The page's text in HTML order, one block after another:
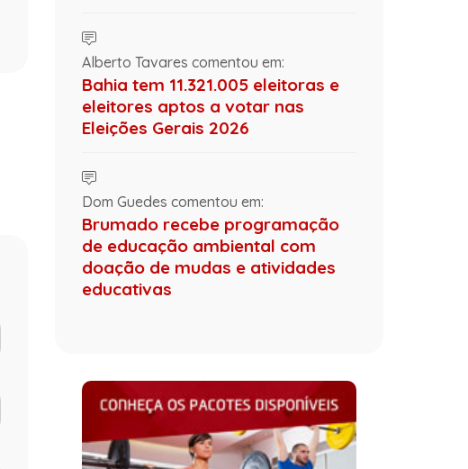
Alberto Tavares comentou em:
Bahia tem 11.321.005 eleitoras e
eleitores aptos a votar nas
Eleições Gerais 2026
Dom Guedes comentou em:
Brumado recebe programação
de educação ambiental com
doação de mudas e atividades
educativas